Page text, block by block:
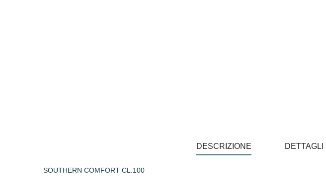
DESCRIZIONE
SOUTHERN COMFORT CL.100